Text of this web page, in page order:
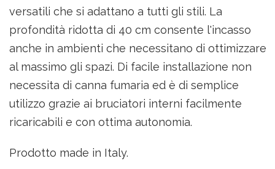
versatili che si adattano a tutti gli stili. La
profondità ridotta di 40 cm consente l'incasso
anche in ambienti che necessitano di ottimizzare
al massimo gli spazi. Di facile installazione non
necessita di canna fumaria ed è di semplice
utilizzo grazie ai bruciatori interni facilmente
ricaricabili e con ottima autonomia.
Prodotto made in Italy.